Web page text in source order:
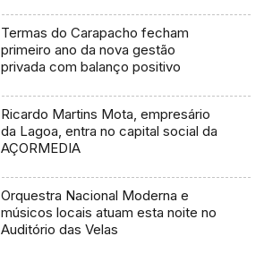
Termas do Carapacho fecham
primeiro ano da nova gestão
privada com balanço positivo
Ricardo Martins Mota, empresário
da Lagoa, entra no capital social da
AÇORMEDIA
Orquestra Nacional Moderna e
músicos locais atuam esta noite no
Auditório das Velas